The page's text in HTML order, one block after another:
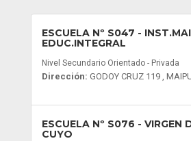
ESCUELA Nº S047 -
EDUC.INTEGRAL
Nivel Secundario Orientado - Privada
Dirección: GODOY CRUZ 119 ,
ESCUELA Nº S076 - VIRGEN
CUYO